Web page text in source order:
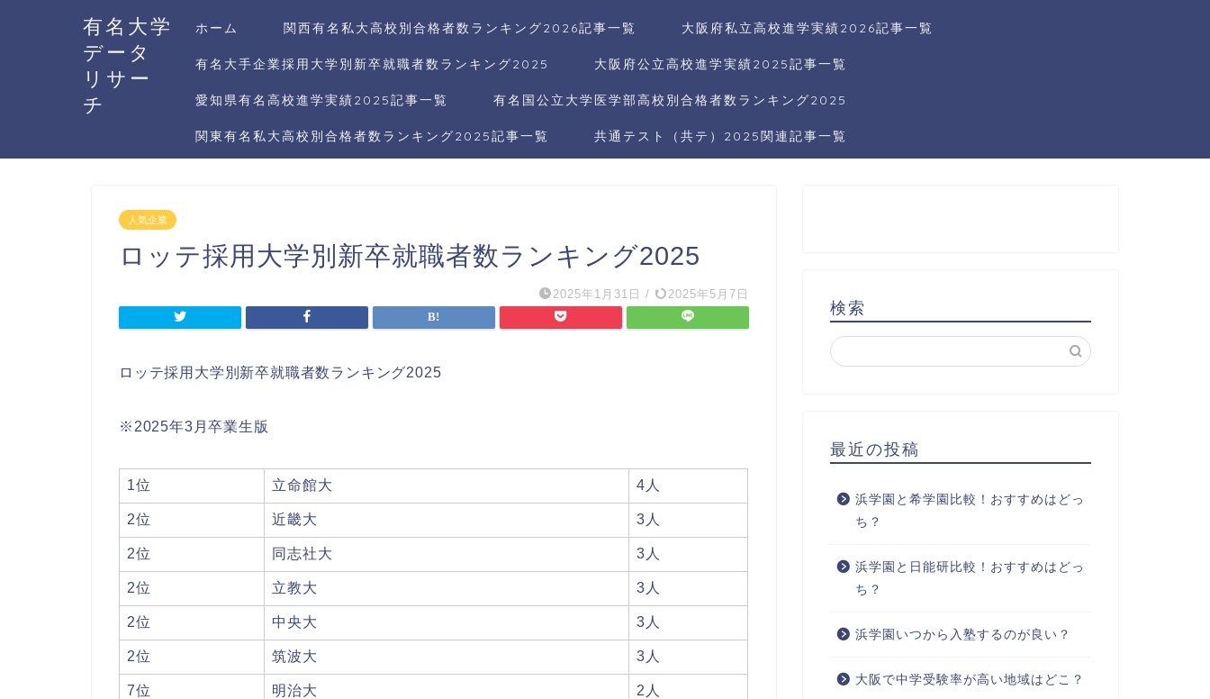
有名大学
データ
リサー
チ
ホーム 関西有名私大高校別合格者数ランキング2026記事一覧 大阪府私立高校進学実績2026記事一覧
有名大手企業採用大学別新卒就職者数ランキング2025 大阪府公立高校進学実績2025記事一覧
愛知県有名高校進学実績2025記事一覧 有名国公立大学医学部高校別合格者数ランキング2025
関東有名私大高校別合格者数ランキング2025記事一覧 共通テスト（共テ）2025関連記事一覧
人気企業
ロッテ採用大学別新卒就職者数ランキング2025
2025年1月31日 / 2025年5月7日
ロッテ採用大学別新卒就職者数ランキング2025
※2025年3月卒業生版
1位 立命館大 4人
2位 近畿大 3人
2位 同志社大 3人
2位 立教大 3人
2位 中央大 3人
2位 筑波大 3人
7位 明治大 2人
検索
最近の投稿
浜学園と希学園比較！おすすめはどっ
ち？
浜学園と日能研比較！おすすめはどっ
ち？
浜学園いつから入塾するのが良い？
大阪で中学受験率が高い地域はどこ？